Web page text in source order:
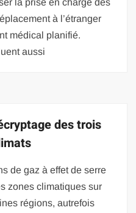
à l’étranger
médical planifié.
aussi
des trois
de gaz à effet de serre
zones climatiques sur
régions, autrefois